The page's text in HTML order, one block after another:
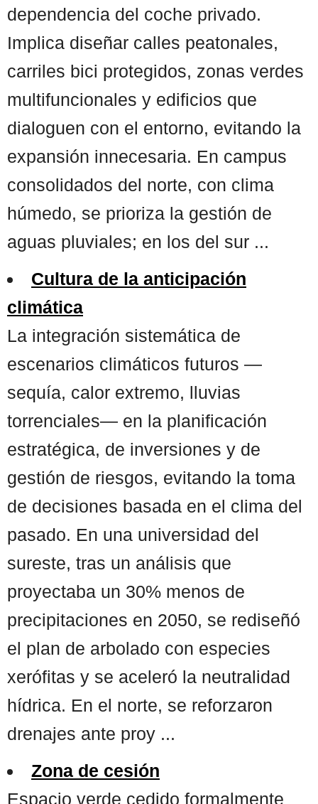
dependencia del coche privado.
Implica diseñar calles peatonales,
carriles bici protegidos, zonas verdes
multifuncionales y edificios que
dialoguen con el entorno, evitando la
expansión innecesaria. En campus
consolidados del norte, con clima
húmedo, se prioriza la gestión de
aguas pluviales; en los del sur ...
Cultura de la anticipación
climática
La integración sistemática de
escenarios climáticos futuros —
sequía, calor extremo, lluvias
torrenciales— en la planificación
estratégica, de inversiones y de
gestión de riesgos, evitando la toma
de decisiones basada en el clima del
pasado. En una universidad del
sureste, tras un análisis que
proyectaba un 30% menos de
precipitaciones en 2050, se rediseñó
el plan de arbolado con especies
xerófitas y se aceleró la neutralidad
hídrica. En el norte, se reforzaron
drenajes ante proy ...
Zona de cesión
Espacio verde cedido formalmente